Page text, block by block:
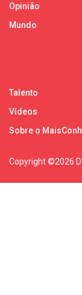
Opinião
Mundo
Talento
Vídeos
Sobre o
Copyright ©2026